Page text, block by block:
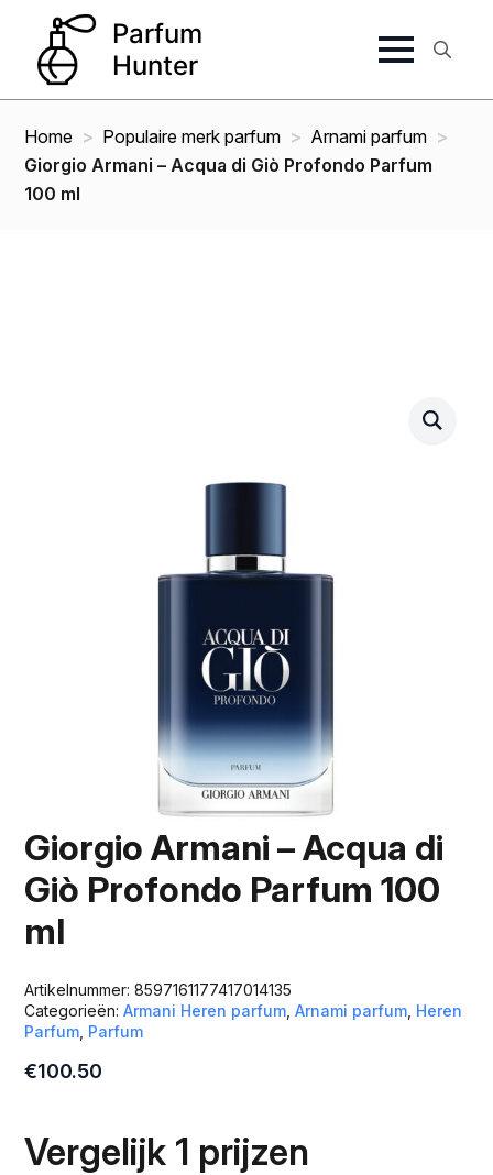
Home Populaire merk parfum
Arnami parfum
Giorgio Armani – Acqua di Giò Profondo Parfum
100 ml
Giorgio Armani – Acqua di
Giò Profondo Parfum 100
ml
Artikelnummer:8597161177417014135
Categorieën:Armani Heren parfum ,Arnami parfum Heren
Parfum Parfum
€100.50
Vergelijk 1 prijzen